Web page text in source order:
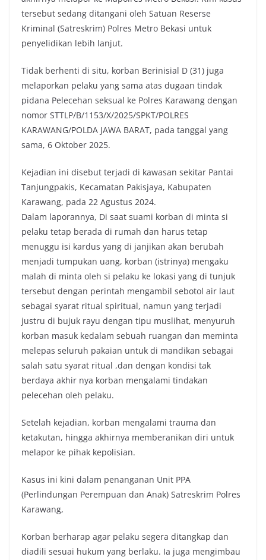
tersebut sedang ditangani oleh Satuan Reserse
Kriminal (Satreskrim) Polres Metro Bekasi untuk
penyelidikan lebih lanjut.
Tidak berhenti di situ, korban Berinisial D (31) juga
melaporkan pelaku yang sama atas dugaan tindak
pidana Pelecehan seksual ke Polres Karawang dengan
nomor STTLP/B/1153/X/2025/SPKT/POLRES
KARAWANG/POLDA JAWA BARAT, pada tanggal yang
sama, 6 Oktober 2025.
Kejadian ini disebut terjadi di kawasan sekitar Pantai
Tanjungpakis, Kecamatan Pakisjaya, Kabupaten
Karawang, pada 22 Agustus 2024.
Dalam laporannya, Di saat suami korban di minta si
pelaku tetap berada di rumah dan harus tetap
menuggu isi kardus yang di janjikan akan berubah
menjadi tumpukan uang, korban (istrinya) mengaku
malah di minta oleh si pelaku ke lokasi yang di tunjuk
tersebut dengan perintah mengambil sebotol air laut
sebagai syarat ritual spiritual, namun yang terjadi
justru di bujuk rayu dengan tipu muslihat, menyuruh
korban masuk kedalam sebuah ruangan dan meminta
melepas seluruh pakaian untuk di mandikan sebagai
salah satu syarat ritual ,dan dengan kondisi tak
berdaya akhir nya korban mengalami tindakan
pelecehan oleh pelaku.
Setelah kejadian, korban mengalami trauma dan
ketakutan, hingga akhirnya memberanikan diri untuk
melapor ke pihak kepolisian.
Kasus ini kini dalam penanganan Unit PPA
(Perlindungan Perempuan dan Anak) Satreskrim Polres
Karawang,
Korban berharap agar pelaku segera ditangkap dan
diadili sesuai hukum yang berlaku. Ia juga mengimbau